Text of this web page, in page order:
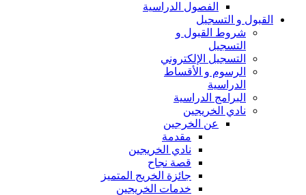
الفصول الدراسية
القبول و التسجيل
شروط القبول و
التسجيل
التسجيل الإلكتروني
الرسوم و الأقساط
الدراسية
البرامج الدراسية
نادي الخريجين
عن الخرجين
مقدمة
نادي الخريجين
قصة نجاح
جائزة الخريج المتميز
خدمات الخريجين